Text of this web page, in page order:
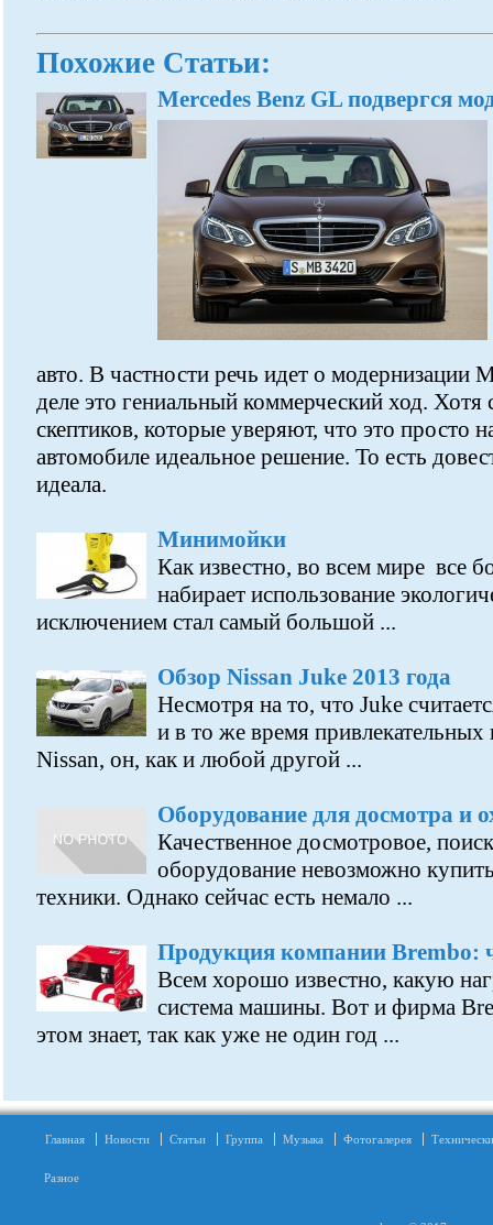
Похожие Статьи:
Mercedes Benz GL подвергся
авто. В частности речь идет о модернизации
деле это гениальный коммерческий ход. Хотя
скептиков, которые уверяют, что это просто
автомобиле идеальное решение. То есть
идеала.
Минимойки
Как известно, во всем мире все
набирает использование
исключением стал самый большой ...
Обзор Nissan Juke 2013 года
Несмотря на то, что Juke
и в то же время привлекательных
Nissan, он, как и любой другой ...
Оборудование для досмотра и
Качественное досмотровое,
оборудование невозможно
техники. Однако сейчас есть немало ...
Продукция компании Brembo:
Всем хорошо известно, какую
система машины. Вот и фирма
этом знает, так как уже не один год ...
Главная Новости Статьи Группа Музыка Фотогалерея
Разное